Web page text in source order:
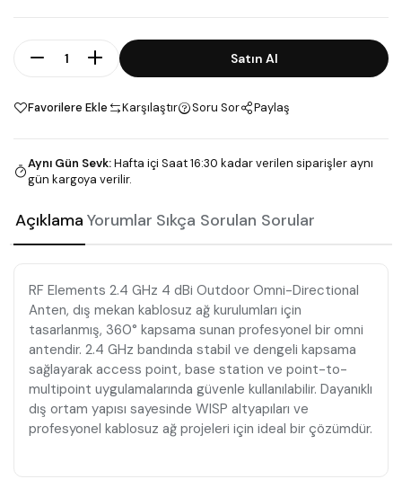
Adet Satın Al
Favorilere Ekle Karşılaştır Soru Sor Paylaş
Aynı Gün Sevk:Hafta içi Saat 16:30 kadar verilen siparişler aynı
gün kargoya verilir.
Açıklama Yorumlar Sıkça Sorulan Sorular
RF Elements 2.4 GHz 4 dBi Outdoor Omni-Directional
Anten, dış mekan kablosuz ağ kurulumları için
tasarlanmış, 360° kapsama sunan profesyonel bir omni
antendir. 2.4 GHz bandında stabil ve dengeli kapsama
sağlayarak access point, base station ve point-to-
multipoint uygulamalarında güvenle kullanılabilir. Dayanıklı
dış ortam yapısı sayesinde WISP altyapıları ve
profesyonel kablosuz ağ projeleri için ideal bir çözümdür.